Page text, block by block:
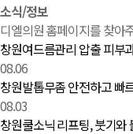
소식/정보 | 창원 피부과 디엘
소식/정보
디엘의원 홈페이지를 찾아
창원여드름관리 압출 피부
08.06
창원발톱무좀 안전하고 빠
08.03
창원쿨소닉 리프팅, 붓기